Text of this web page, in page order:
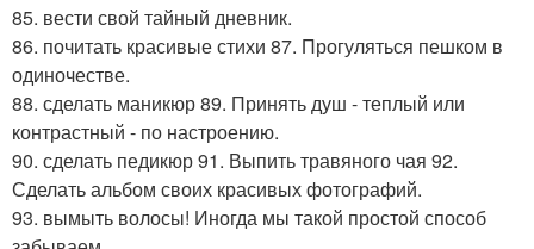
85. вести свой тайный дневник.
86. почитать красивые стихи 87. Прогуляться пешком в
одиночестве.
88. сделать маникюр 89. Принять душ - теплый или
контрастный - по настроению.
90. сделать педикюр 91. Выпить травяного чая 92.
Сделать альбом своих красивых фотографий.
93. вымыть волосы! Иногда мы такой простой способ